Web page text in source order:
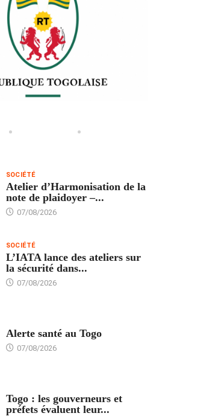
SOCIÉTÉ
Atelier d’Harmonisation de la
note de plaidoyer –...
07/08/2026
SOCIÉTÉ
L’IATA lance des ateliers sur
la sécurité dans...
07/08/2026
Alerte santé au Togo
07/08/2026
Togo : les gouverneurs et
préfets évaluent leur...